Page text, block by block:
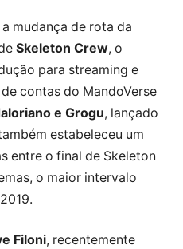
mudança de rota da
Skeleton Crew, o
para streaming e
contas do MandoVerse
e Grogu, lançado
estabeleceu um
entre o final de Skeleton
o maior intervalo
Filoni, recentemente